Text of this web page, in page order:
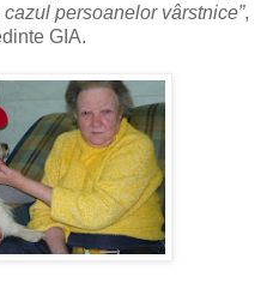
persoanelor vârstnice”,
GIA.